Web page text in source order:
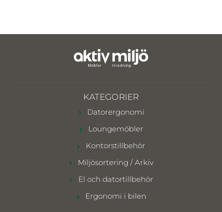
KATEGORIER
Datorergonomi
Loungemöbler
Kontorstillbehör
Miljösortering / Arkiv
El och datortillbehör
Ergonomi i bilen